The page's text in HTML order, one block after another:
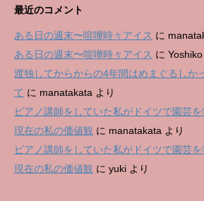
最近のコメント
ある日の週末〜喧嘩時々アイス に
ある日の週末〜喧嘩時々アイス に
渡独してからからの4年間はめまぐるしか
て に manatakata より
ピアノ講師をしていた私がドイツで園芸
現在の私の価値観 に manatakata より
ピアノ講師をしていた私がドイツで園芸
現在の私の価値観 に yuki より